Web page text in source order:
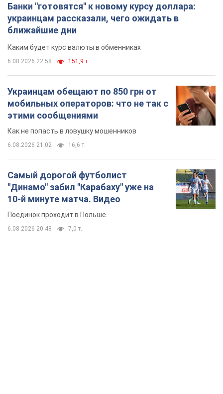
Банки "готовятся" к новому курсу доллара:
украинцам рассказали, чего ожидать в
ближайшие дни
Каким будет курс валюты в обменниках
6.08.2026 22:58 151,9 т.
Украинцам обещают по 850 грн от
мобильных операторов: что не так с
этими сообщениями
Как не попасть в ловушку мошенников
6.08.2026 21:02 16,6 т.
Самый дорогой футболист
"Динамо" забил "Карабаху" уже на
10-й минуте матча. Видео
Поединок проходит в Польше
6.08.2026 20:48 7,0 т.